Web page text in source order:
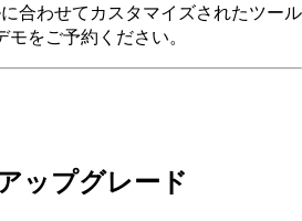
合わせてカスタマイズされたツール
モをご予約ください。
ップグレード